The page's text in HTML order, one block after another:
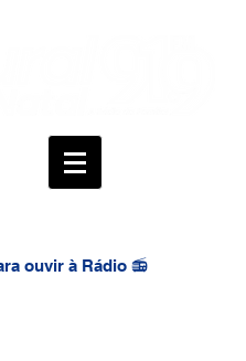
ouvir à Rádio 📻